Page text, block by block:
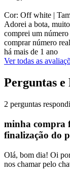
Cor: Off white |
Adorei a bota,
comprei um
comprar número
há mais de 1 ano
Ver todas as
Perguntas e
2 perguntas
minha compra
finalização do
Olá, bom dia! Oi
nos chamar pelo